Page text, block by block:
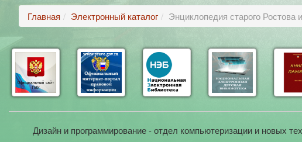
Главная Электронный каталог Энциклопедия старого
Дизайн и программирование - отдел компьютеризации и новых